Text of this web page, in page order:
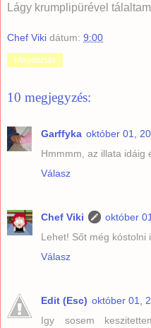
Lágy krumplipürével
Chef Viki dátum: 9:00
Megosztás
10 megjegyzés:
Garffyka október 01,
Hmmmm, az illata idáig
Válasz
Chef Viki
október
Lehet! Sőt még kóstolni
Válasz
Edit (Esc) október 01,
Igy sosem